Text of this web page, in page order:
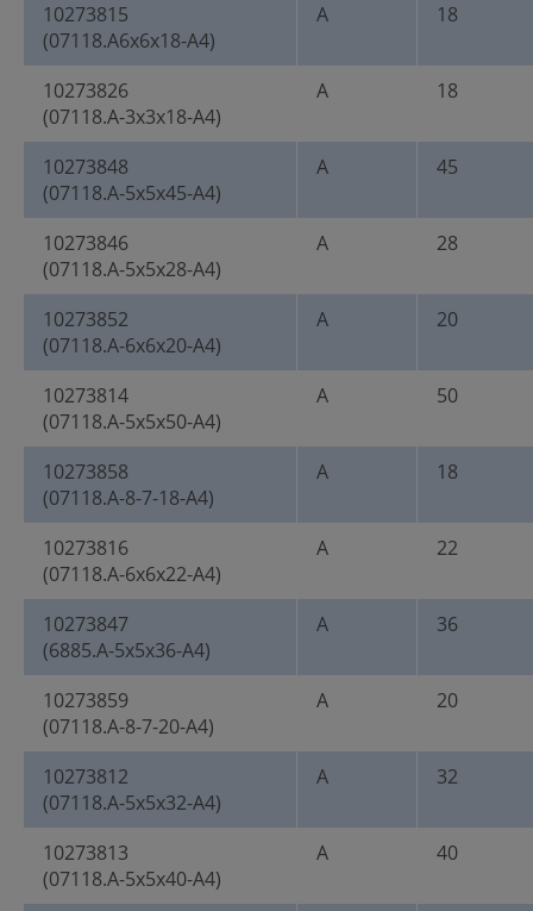
10273815
(07118.A6x6x18-A4)
A 18
10273826
(07118.A-3x3x18-A4)
A 18
10273848
(07118.A-5x5x45-A4)
A 45
10273846
(07118.A-5x5x28-A4)
A 28
10273852
(07118.A-6x6x20-A4)
A 20
10273814
(07118.A-5x5x50-A4)
A 50
10273858
(07118.A-8-7-18-A4)
A 18
10273816
(07118.A-6x6x22-A4)
A 22
10273847
(6885.A-5x5x36-A4)
A 36
10273859
(07118.A-8-7-20-A4)
A 20
10273812
(07118.A-5x5x32-A4)
A 32
10273813
(07118.A-5x5x40-A4)
A 40